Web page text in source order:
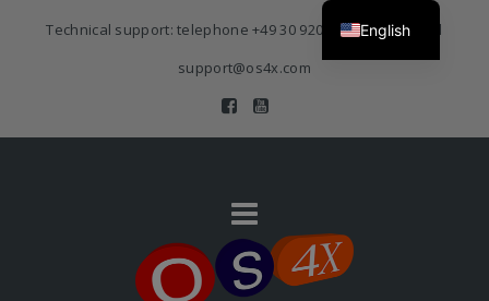
Technical support: telephone+49 30 920 383 3468| E-Mail
support@os4x.com
English